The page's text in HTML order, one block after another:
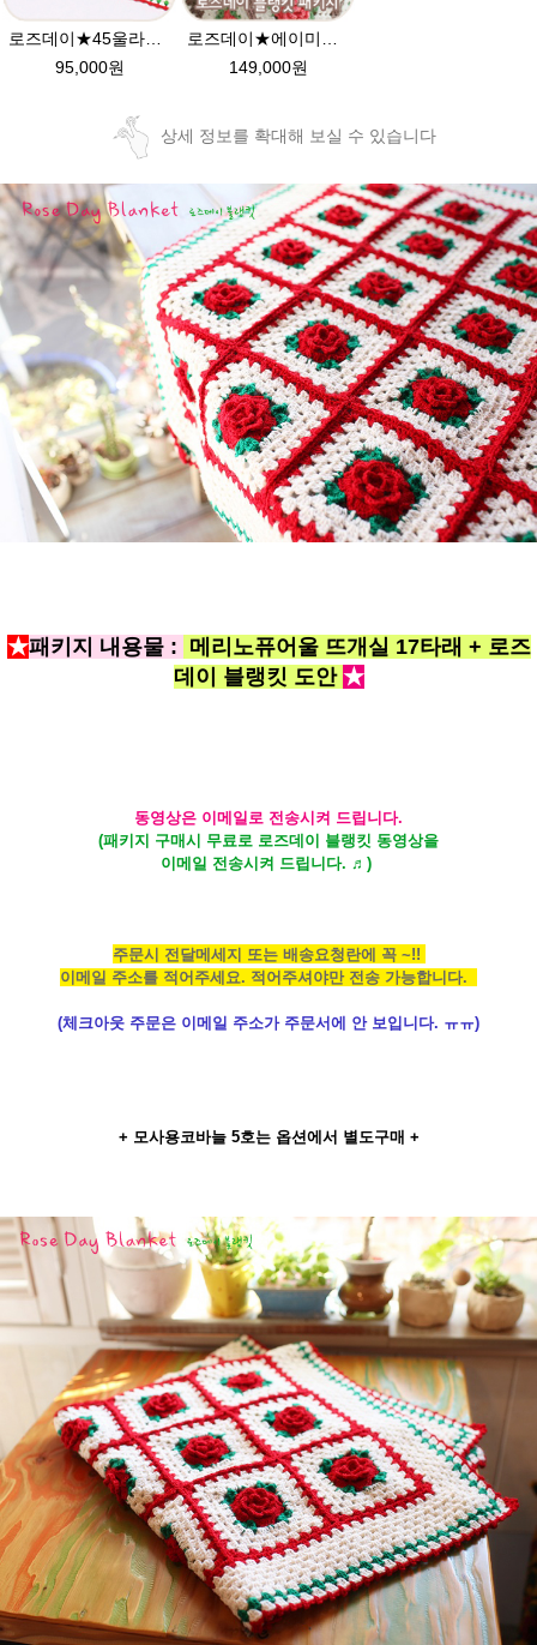
95,000원
149,000원
상세 정보를 확대해 보실 수 있습니다
★패키지 내용물 : 메리노퓨어울뜨개실 17타래 + 로즈
데이 블랭킷 도안 ★
동영상은 이메일로 전송시켜 드립니다.
(패키지 구매시 무료로 로즈데이 블랭킷 동영상을
이메일 전송시켜 드립니다. ♬)
주문시 전달메세지 또는 배송요청란에 꼭 ~!!
이메일 주소를 적어주세요. 적어주셔야만 전송 가능합니다.
(체크아웃 주문은 이메일 주소가 주문서에 안 보입니다. ㅠㅠ)
+ 모사용코바늘 5호는 옵션에서 별도구매 +